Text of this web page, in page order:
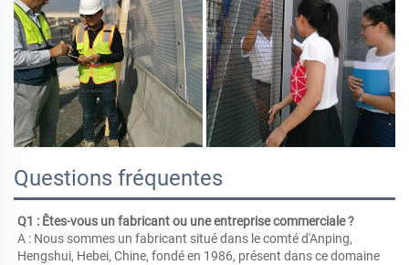
Questions fréquentes
Q1 : Êtes-vous un fabricant ou une entreprise commerciale ?
A : Nous sommes un fabricant situé dans le comté d'Anping,
Hengshui, Hebei, Chine, fondé en 1986, présent dans ce domaine